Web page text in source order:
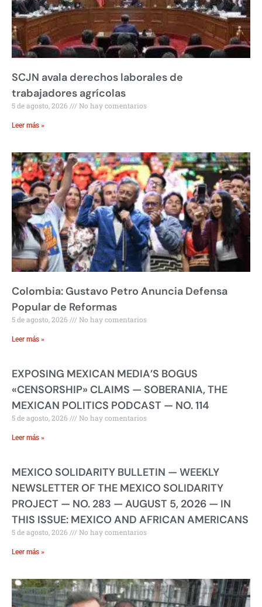
SCJN avala derechos laborales de
trabajadores agrícolas
5 de agosto, 2026 No hay comentarios
Leer más »
Colombia: Gustavo Petro Anuncia Defensa
Popular de Reformas
5 de agosto, 2026 No hay comentarios
Leer más »
EXPOSING MEXICAN MEDIA’S BOGUS
«CENSORSHIP» CLAIMS — SOBERANIA, THE
MEXICAN POLITICS PODCAST — NO. 114
5 de agosto, 2026 No hay comentarios
Leer más »
MEXICO SOLIDARITY BULLETIN — WEEKLY
NEWSLETTER OF THE MEXICO SOLIDARITY
PROJECT — NO. 283 — AUGUST 5, 2026 — IN
THIS ISSUE: MEXICO AND AFRICAN AMERICANS
5 de agosto, 2026 No hay comentarios
Leer más »